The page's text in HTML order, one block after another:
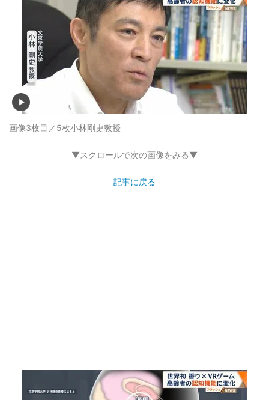
画像3枚目／5枚小林剛史教授
▼スクロールで次の画像をみる▼
記事に戻る